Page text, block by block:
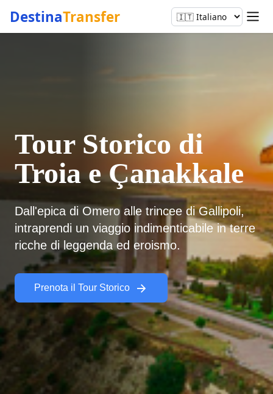
DestinaTransfer
Tour Storico di
Troia e Çanakkale
Dall'epica di Omero alle trincee di Gallipoli,
intraprendi un viaggio indimenticabile in terre
ricche di leggenda ed eroismo.
Prenota il Tour Storico